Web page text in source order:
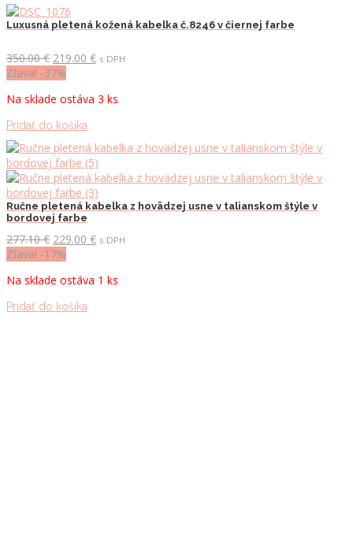
Luxusná pletená kožená kabelka č.8246 v čiernej farbe
350.00€ Pôvodná
cena
350.00 €.
219.00 €Aktuálna
219.00 €.
s DPH
Zľava! -37%
Na sklade ostáva 3 ks
Pridať do košíka
Ručne pletená kabelka z hovädzej usne v talianskom štýle v
bordovej farbe
277.10€ Pôvodná
cena
277.10 €.
229.00 €Aktuálna
229.00 €.
s DPH
Zľava! -17%
Na sklade ostáva 1 ks
Pridať do košíka